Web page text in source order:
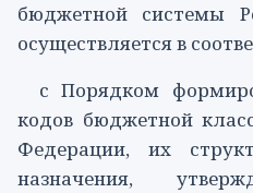
бюджетной системы
осуществляется в
сПорядком
кодов бюджетной
Федерации, их
назначения,